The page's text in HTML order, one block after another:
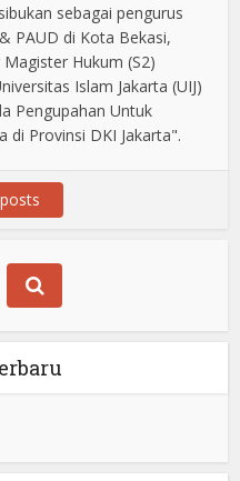
sebagai pengurus
PAUD di Kota Bekasi,
Hukum (S2)
Islam Jakarta (UIJ)
Pengupahan Untuk
di Provinsi DKI Jakarta".